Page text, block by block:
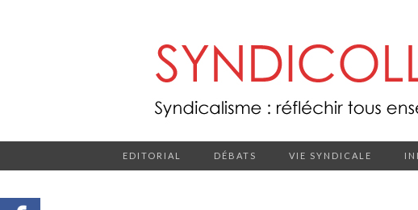
EDITORIAL DÉBATS VIE SYNDICALE